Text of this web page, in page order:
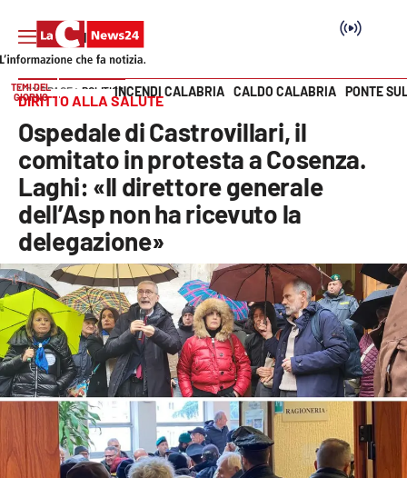
SEZIONI
Cronaca
Politica
Attualità
Economia e lavoro
Italia Mondo
Sanità
Sport
Vai
TEMI DEL
GIORNO
INCENDI CALABRIA CALDO CALABRIA PONTE
HOME PAGE POLITICA
DIRITTO ALLA SALUTE
Ospedale di Castrovillari, il
comitato in protesta a Cosenza.
Laghi: «Il direttore generale
dell’Asp non ha ricevuto la
delegazione»